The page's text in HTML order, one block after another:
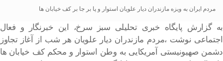
مردم ایران به ویزه مازندران دیار علویان استوار و پا بر جا بر کف خیابان ها
به گزارش پایگاه خبری تحلیلی سبز سرخ، این خبرنگار و فعال
اجتماعی نوشت ،مردم مازندران دیار علویان هر شب از آغاز تجاوز
دشمن صهیونیستی آمریکایی به وطن استوار و محکم کف خیابان ها